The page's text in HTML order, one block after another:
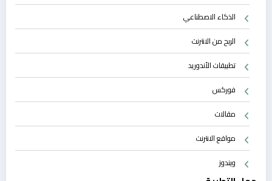
الذكاء الاصطناعي
الربح من الانترنت
تطبيقات الأندوريد
فوركس
مقالات
مواقع الانترنت
ويندوز